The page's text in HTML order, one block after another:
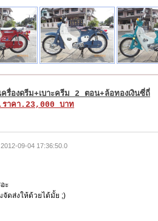
เครื่องดรีม+เบาะครีม 2 ตอน+ล้อทองเงินซี่ถี่
.ราคา.23,000 บาท
2012-09-04 17:36:50.0
ะ
จัดส่งให้ด้วยได้มั้ย ;)